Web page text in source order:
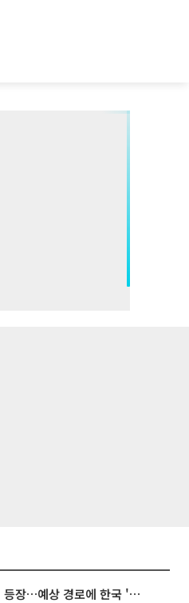
태풍 '돌핀' 이어 '찬홈' 등장…예상 경로에 한국 '한숨'